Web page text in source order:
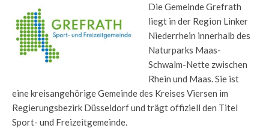
Die Gemeinde Grefrath
liegt in der Region Linker
Niederrhein innerhalb des
Naturparks Maas-
Schwalm-Nette zwischen
Rhein und Maas. Sie ist
eine kreisangehörige Gemeinde des Kreises Viersen im
Regierungsbezirk Düsseldorf und trägt offiziell den Titel
Sport- und Freizeitgemeinde.